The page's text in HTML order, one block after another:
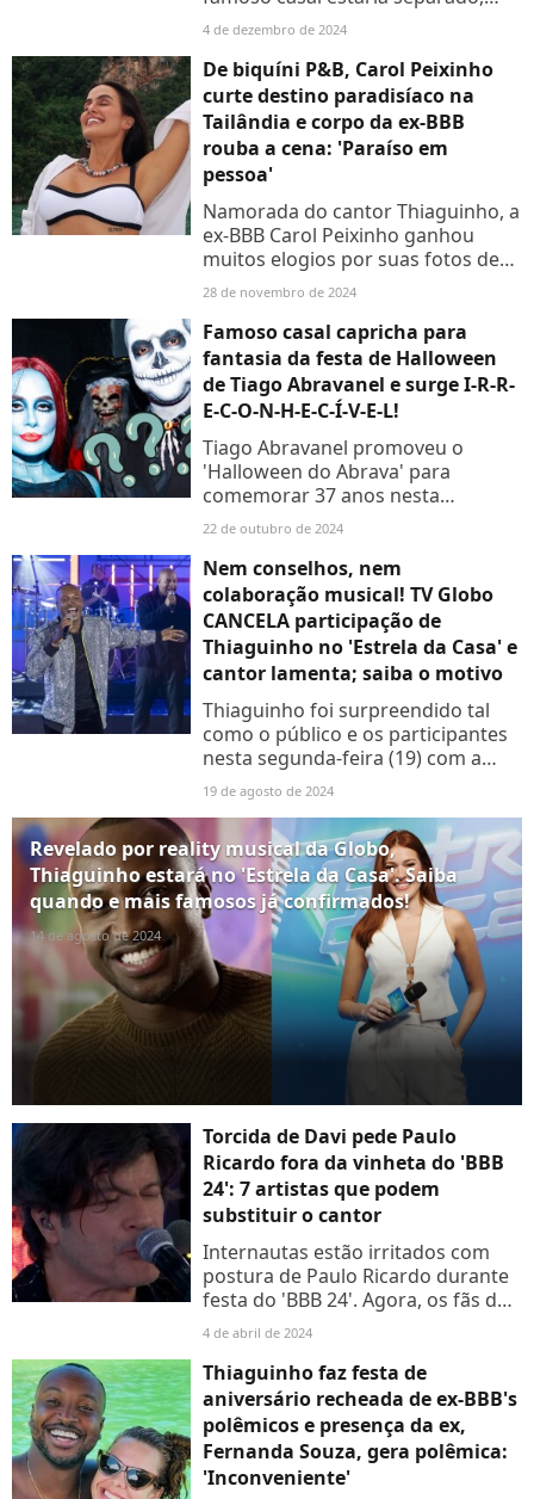
mas ainda aparece junto, quando
detalhes a seguir.
4 de dezembro de 2024
De biquíni P&B, Carol Peixinho
curte destino paradisíaco na
Tailândia e corpo da ex-BBB
rouba a cena: 'Paraíso em
pessoa'
Namorada do cantor Thiaguinho, a
ex-BBB Carol Peixinho ganhou
muitos elogios por suas fotos de
biquíni na Tailândia, onde está
Veja!
28 de novembro de 2024
Famoso casal capricha para
fantasia da festa de Halloween
de Tiago Abravanel e surge I-R-R-
E-C-O-N-H-E-C-Í-V-E-L!
Tiago Abravanel promoveu o
'Halloween do Abrava' para
comemorar 37 anos nesta
segunda-feira (22). O ator e neto
marido, e amigos
22 de outubro de 2024
Nem conselhos, nem
colaboração musical! TV Globo
CANCELA participação de
Thiaguinho no 'Estrela da Casa' e
cantor lamenta; saiba o motivo
Thiaguinho foi surpreendido tal
como o público e os participantes
nesta segunda-feira (19) com a
decisão da TV Globo. Ele, que
cantaria ao lado de Gael no
programa ao vivo, não estará...
19 de agosto de 2024
Revelado por reality musical da Globo,
Thiaguinho estará no 'Estrela da Casa'. Saiba
quando e mais famosos já confirmados!
14 de agosto de 2024
Torcida de Davi pede Paulo
Ricardo fora da vinheta do 'BBB
24': 7 artistas que podem
substituir o cantor
Internautas estão irritados com
postura de Paulo Ricardo durante
festa do 'BBB 24'. Agora, os fãs do
Davi estão pedindo que cantor não
seja mais o intérprete da música
de abertura...
4 de abril de 2024
Thiaguinho faz festa de
aniversário recheada de ex-BBB's
polêmicos e presença da ex,
Fernanda Souza, gera polêmica:
'Inconveniente'